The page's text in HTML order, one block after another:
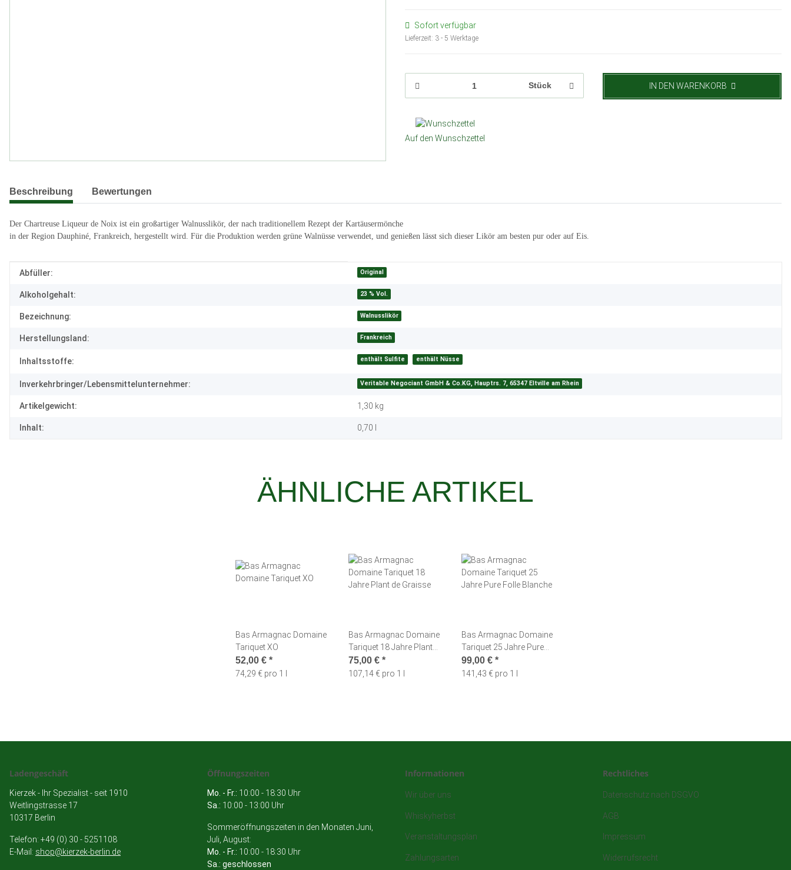
Sofort verfügbar
Lieferzeit: 3 - 5 Werktage
Stück IN DEN WARENKORB
Auf den Wunschzettel
weitere Registerkarten anzeigen
Beschreibung Bewertungen
Der Chartreuse Liqueur de Noix ist ein großartiger Walnusslikör, der nach traditionellem Rezept der Kartäusermönche
in der Region Dauphiné, Frankreich, hergestellt wird. Für die Produktion werden grüne Walnüsse verwendet, und genießen lässt sich dieser Likör am besten pur oder auf Eis.
Produkteigenschaft
Wert
Abfüller: Original
Alkoholgehalt: 23 % Vol.
Bezeichnung: Walnusslikör
Herstellungsland: Frankreich
Inhaltsstoffe: enthält Sulfite enthält Nüsse
Inverkehrbringer/Lebensmittelunternehmer: Veritable Negociant GmbH & Co.KG, Hauptrs. 7, 65347 Eltville am Rhein
Artikelgewicht: 1,30 kg
Inhalt: 0,70 l
ÄHNLICHE ARTIKEL
Bas Armagnac Domaine
Tariquet XO
52,00 € *
74,29 € pro 1 l
Bas Armagnac Domaine
Tariquet 18 Jahre Plant
de Graisse
75,00 € *
107,14 € pro 1 l
Bas Armagnac Domaine
Tariquet 25 Jahre Pure
Folle Blanche
99,00 € *
141,43 € pro 1 l
Ladengeschäft
Kierzek - Ihr Spezialist - seit 1910
Weitlingstrasse 17
10317 Berlin
Telefon: +49 (0) 30 - 5251108
E-Mail: shop@kierzek-berlin.de
Öffnungszeiten
Mo. - Fr.: 10:00 - 18:30 Uhr
Sa.: 10:00 - 13:00 Uhr
Sommeröffnungszeiten in den Monaten Juni,
Juli, August:
Mo. - Fr.: 10:00 - 18:30 Uhr
Sa.: geschlossen
Informationen
Wir über uns
Whiskyherbst
Veranstaltungsplan
Zahlungsarten
Rechtliches
Datenschutz nach DSGVO
AGB
Impressum
Widerrufsrecht